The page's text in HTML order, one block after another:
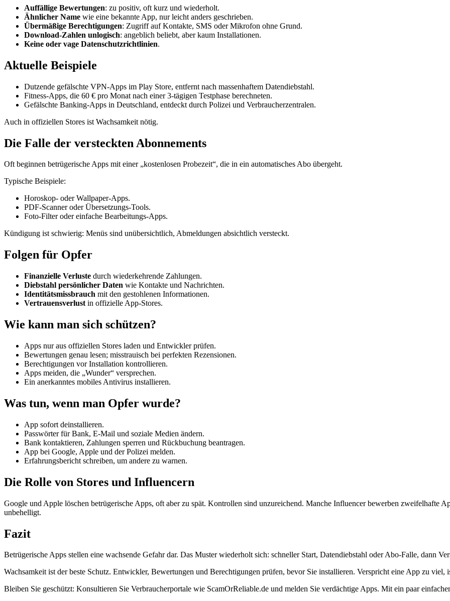
Auffällige Bewertungen: zu positiv, oft kurz und wiederholt.
Ähnlicher Name wie eine bekannte App, nur leicht anders geschrieben.
Übermäßige Berechtigungen: Zugriff auf Kontakte, SMS oder Mikrofon ohne Grund.
Download-Zahlen unlogisch: angeblich beliebt, aber kaum Installationen.
Keine oder vage Datenschutzrichtlinien.
Aktuelle Beispiele
Dutzende gefälschte VPN-Apps im Play Store, entfernt nach massenhaftem Datendiebstahl.
Fitness-Apps, die 60 € pro Monat nach einer 3-tägigen Testphase berechneten.
Gefälschte Banking-Apps in Deutschland, entdeckt durch Polizei und Verbraucherzentralen.
Auch in offiziellen Stores ist Wachsamkeit nötig.
Die Falle der versteckten Abonnements
Oft beginnen betrügerische Apps mit einer „kostenlosen Probezeit“, die in ein automatisches Abo übergeht.
Typische Beispiele:
Horoskop- oder Wallpaper-Apps.
PDF-Scanner oder Übersetzungs-Tools.
Foto-Filter oder einfache Bearbeitungs-Apps.
Kündigung ist schwierig: Menüs sind unübersichtlich, Abmeldungen absichtlich versteckt.
Folgen für Opfer
Finanzielle Verluste durch wiederkehrende Zahlungen.
Diebstahl persönlicher Daten wie Kontakte und Nachrichten.
Identitätsmissbrauch mit den gestohlenen Informationen.
Vertrauensverlust in offizielle App-Stores.
Wie kann man sich schützen?
Apps nur aus offiziellen Stores laden und Entwickler prüfen.
Bewertungen genau lesen; misstrauisch bei perfekten Rezensionen.
Berechtigungen vor Installation kontrollieren.
Apps meiden, die „Wunder“ versprechen.
Ein anerkanntes mobiles Antivirus installieren.
Was tun, wenn man Opfer wurde?
App sofort deinstallieren.
Passwörter für Bank, E-Mail und soziale Medien ändern.
Bank kontaktieren, Zahlungen sperren und Rückbuchung beantragen.
App bei Google, Apple und der Polizei melden.
Erfahrungsbericht schreiben, um andere zu warnen.
Die Rolle von Stores und Influencern
Google und Apple löschen betrügerische Apps, oft aber zu spät. Kontrollen sind unzureichend. Manche Influencer bewerben zweifelhafte
unbehelligt.
Fazit
Betrügerische Apps stellen eine wachsende Gefahr dar. Das Muster wiederholt sich: schneller Start, Datendiebstahl oder Abo-Falle, dann
Wachsamkeit ist der beste Schutz. Entwickler, Bewertungen und Berechtigungen prüfen, bevor Sie installieren. Verspricht eine App zu viel,
Bleiben Sie geschützt: Konsultieren Sie Verbraucherportale wie ScamOrReliable.de und melden Sie verdächtige Apps. Mit ein paar